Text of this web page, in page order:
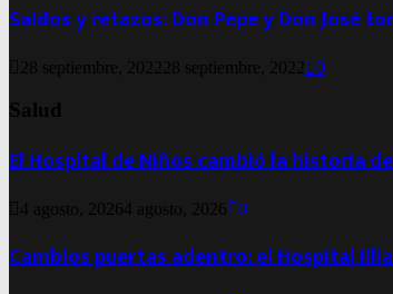
Saldos y retazos: Don Pepe y Don José
28 septiembre, 2022 28 septiembre, 2022 0
Salud
El Hospital de Niños cambió la historia
4 agosto, 20264 agosto, 2026 0
Cambios puertas adentro: el Hospital